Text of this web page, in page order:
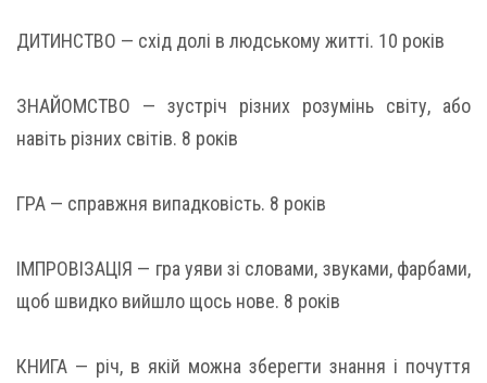
ДИТИНСТВО — схід долі в людському житті. 10 років
ЗНАЙОМСТВО — зустріч різних розумінь світу, або
навіть різних світів. 8 років
ГРА — справжня випадковість. 8 років
ІМПРОВІЗАЦІЯ — гра уяви зі словами, звуками, фарбами,
щоб швидко вийшло щось нове. 8 років
КНИГА — річ, в якій можна зберегти знання і почуття